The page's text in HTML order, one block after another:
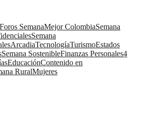
Foros SemanaMejor ColombiaSemana
Semana
ArcadiaTecnologíaTurismoEstados
Semana SostenibleFinanzas Personales4
EducaciónContenido en
RuralMujeres